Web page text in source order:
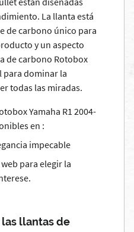
La llanta está
de carbono único para
y un aspecto
de carbono Rotobox
para dominar la
todas las miradas.
Yamaha R1 2004-
en :
impecable
para elegir la
llantas de